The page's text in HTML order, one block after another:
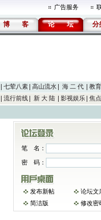
广告服务
博 客 论 坛 分
七荤八素 高山流水 海 二 代 教
流行前线 新 大 陆 影视娱乐 焦
笔 名：
密 码：
发布新帖 论坛文
简洁版
修改密